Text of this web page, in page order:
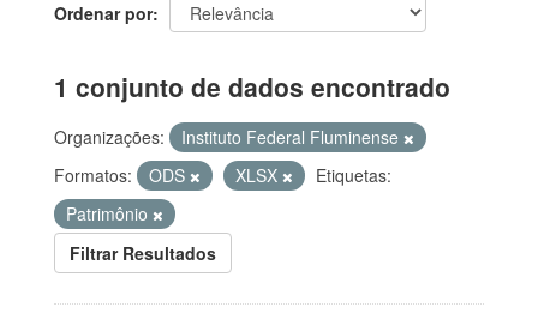
Ordenar por
1 conjunto de dados encontrado
Organizações:
Instituto Federal Fluminense
Formatos:
ODS XLSX
Etiquetas:
Patrimônio
Filtrar Resultados